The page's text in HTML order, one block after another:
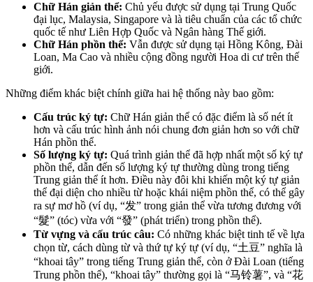
Chữ Hán giản thể: Chủ yếu được sử dụng tại Trung Quốc
đại lục, Malaysia, Singapore và là tiêu chuẩn của các tổ chức
quốc tế như Liên Hợp Quốc và Ngân hàng Thế giới.
Chữ Hán phồn thể: Vẫn được sử dụng tại Hồng Kông, Đài
Loan, Ma Cao và nhiều cộng đồng người Hoa di cư trên thế
giới.
Những điểm khác biệt chính giữa hai hệ thống này bao gồm:
Cấu trúc ký tự: Chữ Hán giản thể có đặc điểm là số nét ít
hơn và cấu trúc hình ảnh nói chung đơn giản hơn so với chữ
Hán phồn thể.
Số lượng ký tự: Quá trình giản thể đã hợp nhất một số ký tự
phồn thể, dẫn đến số lượng ký tự thường dùng trong tiếng
Trung giản thể ít hơn. Điều này đôi khi khiến một ký tự giản
thể đại diện cho nhiều từ hoặc khái niệm phồn thể, có thể gây
ra sự mơ hồ (ví dụ, “发” trong giản thể vừa tương đương với
“髮” (tóc) vừa với “發” (phát triển) trong phồn thể).
Từ vựng và cấu trúc câu: Có những khác biệt tinh tế về lựa
chọn từ, cách dùng từ và thứ tự ký tự (ví dụ, “土豆” nghĩa là
“khoai tây” trong tiếng Trung giản thể, còn ở Đài Loan (tiếng
Trung phồn thể), “khoai tây” thường gọi là “马铃薯”, và “花